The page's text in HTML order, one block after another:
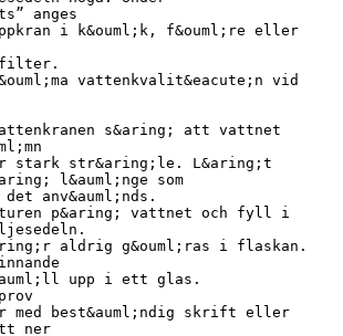
anges
i k&ouml;k, f&ouml;re eller
vattenkvalit&eacute;n vid
s&aring; att vattnet
stark str&aring;le. L&aring;t
l&auml;nge som
anv&auml;nds.
p&aring; vattnet och fyll i
aldrig g&ouml;ras i flaskan.
upp i ett glas.
med best&auml;ndig skrift eller
ner